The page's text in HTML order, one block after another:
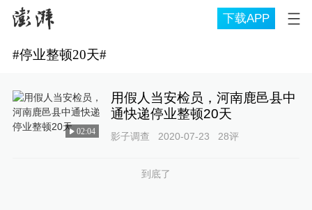
下载APP
#停业整顿20天#
02:04
用假人当安检员，河南鹿邑县中
通快递停业整顿20天
影子调查 2020-07-23 28评
到底了